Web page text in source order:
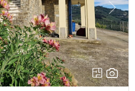
alle esigenze del futuro
a 2 minuti dal casello
garantendo una posizione
fuori porta, ma rimane vicina al
palme" permettendo di
e servizi anche con mezzi
sull'adiacente Sasso, località
si faccia riferimento al sito web
Next